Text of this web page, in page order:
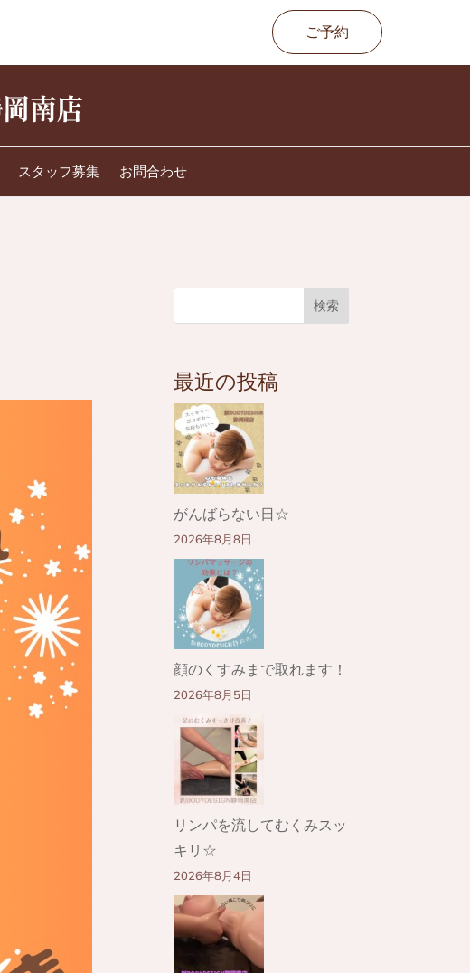
ご予約
スタッフ募集 お問合わせ
検索
最近の投稿
がんばらない日☆
2026年8月8日
顔のくすみまで取れます！
2026年8月5日
リンパを流してむくみスッ
キリ☆
2026年8月4日